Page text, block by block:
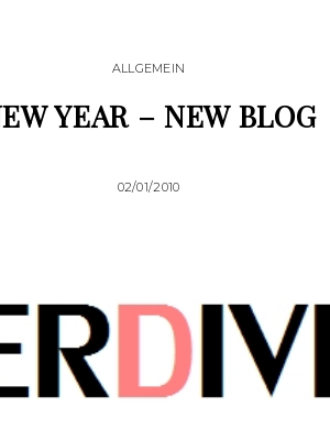
ALLGEMEIN
YEAR – NEW BLOG
02/01/2010